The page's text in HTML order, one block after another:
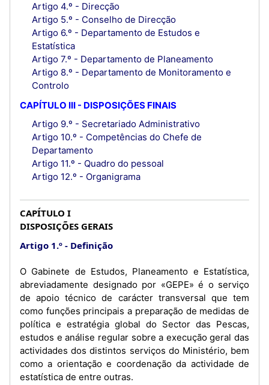
Artigo 4.º - Direcção
Artigo 5.º - Conselho de Direcção
Artigo 6.º - Departamento de Estudos e
Estatística
Artigo 7.º - Departamento de Planeamento
Artigo 8.º - Departamento de Monitoramento e
Controlo
CAPÍTULO III - DISPOSIÇÕES FINAIS
Artigo 9.º - Secretariado Administrativo
Artigo 10.º - Competências do Chefe de
Departamento
Artigo 11.º - Quadro do pessoal
Artigo 12.º - Organigrama
CAPÍTULO I
DISPOSIÇÕES GERAIS
Artigo 1.º
Definição
O Gabinete de Estudos, Planeamento e Estatística,
abreviadamente designado por «GEPE» é o serviço
de apoio técnico de carácter transversal que tem
como funções principais a preparação de medidas de
política e estratégia global do Sector das Pescas,
estudos e análise regular sobre a execução geral das
actividades dos distintos serviços do Ministério, bem
como a orientação e coordenação da actividade de
estatística de entre outras.